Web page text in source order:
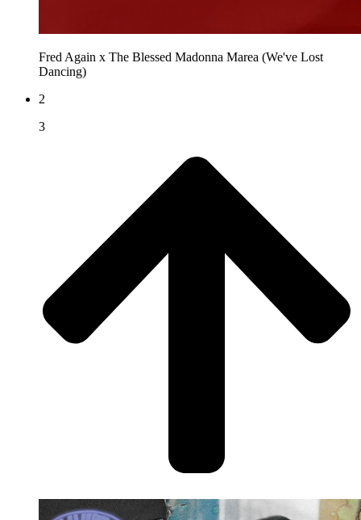
Fred Again x The Blessed Madonna Marea (We've Lost
Dancing)
2
3